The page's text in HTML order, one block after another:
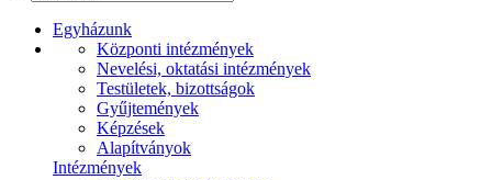
Egyházunk
Központi intézmények
Nevelési, oktatási intézmények
Testületek, bizottságok
Gyűjtemények
Képzések
Alapítványok
Intézmények